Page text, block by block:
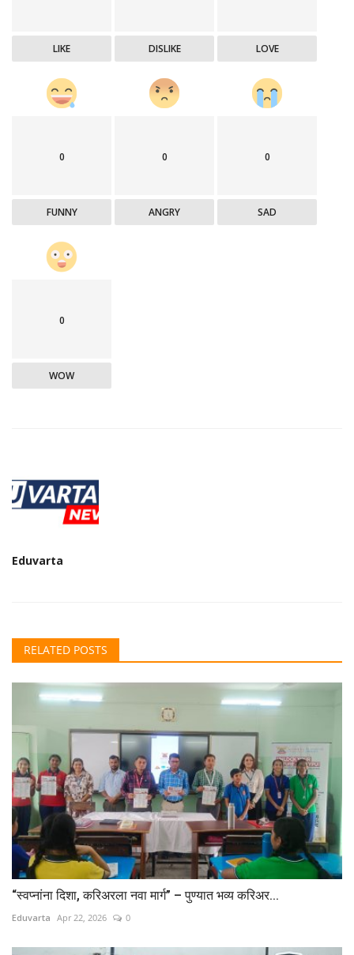
LIKE DISLIKE LOVE
0
FUNNY
0
ANGRY
0
SAD
0
WOW
Eduvarta
RELATED POSTS
“स्वप्नांना दिशा, करिअरला नवा मार्ग” – पुण्यात भव्य करिअर...
Eduvarta Apr 22, 2026 0